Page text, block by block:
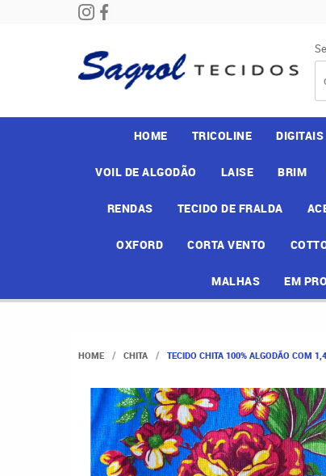
HOME TRICOLINE DIGITAIS
VOIL DE ALGODÃO LAISE BRIM
RENDAS TECIDO DE FRALDA
OXFORD CORTA VENTO
MALHAS EM
HOME CHITA TECIDO CHITA 100% ALGODÃO COM